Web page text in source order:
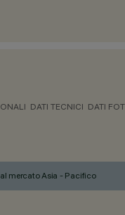
DATI TECNICI DATI
mercato Asia - Pacifico